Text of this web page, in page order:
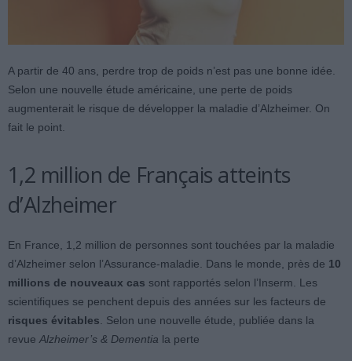
A partir de 40 ans, perdre trop de poids n’est pas une bonne idée.
Selon une nouvelle étude américaine, une perte de poids
augmenterait le risque de développer la maladie d’Alzheimer. On
fait le point.
1,2 million de Français atteints
d’Alzheimer
En France, 1,2 million de personnes sont touchées par la maladie
d’Alzheimer selon l’Assurance-maladie. Dans le monde, près de 10
millions de nouveaux cas sont rapportés selon l’Inserm. Les
scientifiques se penchent depuis des années sur les facteurs de
risques évitables. Selon une nouvelle étude, publiée dans la
revue Alzheimer’s & Dementia la perte